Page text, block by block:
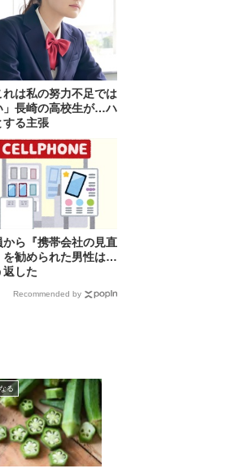
れは私の努力不足では
」長崎の高校生が…ハ
する主張
から『携帯会社の見直
を勧められた男性は…
返した
Recommended by
る